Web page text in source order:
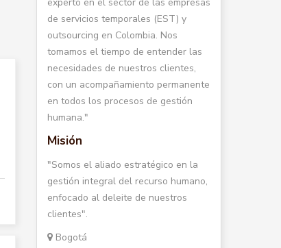
de servicios temporales (EST) y
outsourcing en Colombia. Nos
tomamos el tiempo de entender las
necesidades de nuestros clientes,
con un acompañamiento permanente
en todos los procesos de gestión
humana."
Misión
"Somos el aliado estratégico en la
gestión integral del recurso humano,
enfocado al deleite de nuestros
clientes".
Bogotá